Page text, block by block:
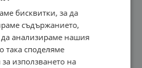
и внимателно
допринася за поддържането на
подпомага поддържането на
бисквитки, за да
съдържанието,
анализираме нашия
така споделяме
използването на